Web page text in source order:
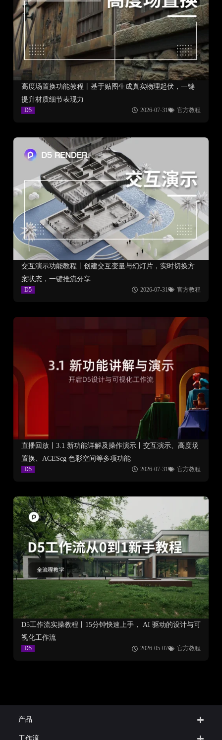
高度场置换功能教程丨基于贴图生成真实物理起伏，一键
提升材质细节表现力
D5 2026-07-31 官方教程
交互演示功能教程丨创建交互变量与幻灯片，实时切换方
案状态，一键推流分享
D5 2026-07-31 官方教程
直播回放丨3.1 新功能详解及操作演示丨交互演示、高度场
置换、ACEScg 色彩空间等多项功能
D5 2026-07-31 官方教程
D5工作流实操教程丨15分钟快速上手， AI 驱动的设计与可
视化工作流
D5 2026-05-07 官方教程
产品
工作流